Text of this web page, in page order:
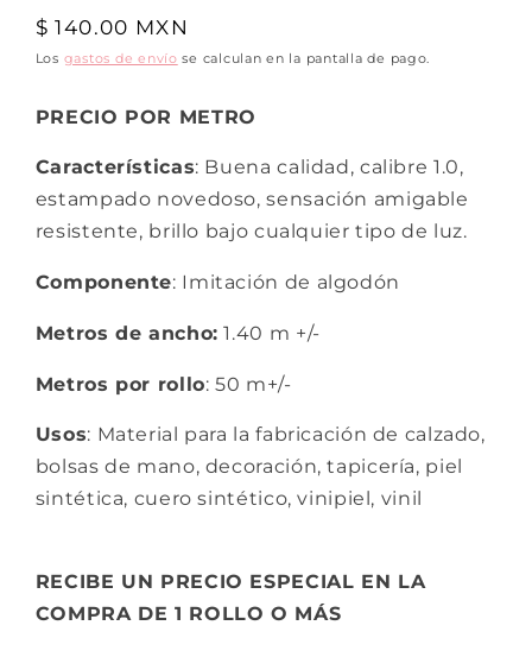
$ 140.00 MXN
Los gastos de envío se calculan en la pantalla de pago.
PRECIO POR METRO
Características: Buena calidad, calibre 1.0,
estampado novedoso, sensación amigable
resistente, brillo bajo cualquier tipo de luz.
Componente: Imitación de algodón
Metros de ancho: 1.40 m +/-
Metros por rollo: 50 m+/-
Usos: Material para la fabricación de calzado,
bolsas de mano, decoración, tapicería, piel
sintética, cuero sintético, vinipiel, vinil
RECIBE UN PRECIO ESPECIAL EN LA
COMPRA DE 1 ROLLO O MÁS